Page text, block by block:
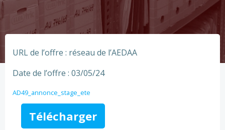
URL de l’offre : réseau de l’AEDAA
Date de l’offre : 03/05/24
AD49_annonce_stage_ete
Télécharger